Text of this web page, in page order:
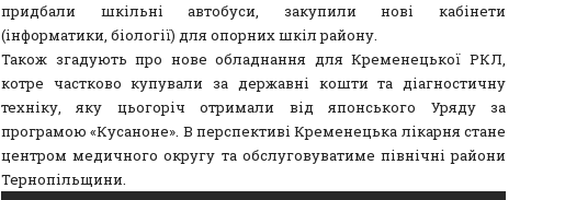
придбали шкільні автобуси, закупили нові кабінети
(інформатики, біології) для опорних шкіл району.
Також згадують про нове обладнання для Кременецької РКЛ,
котре частково купували за державні кошти та діагностичну
техніку, яку цьогоріч отримали від японського Уряду за
програмою «Кусаноне». В перспективі Кременецька лікарня стане
центром медичного округу та обслуговуватиме північні райони
Тернопільщини.